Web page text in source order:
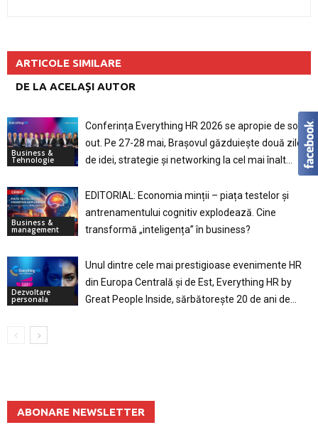
ARTICOLE SIMILARE
DE LA ACELAȘI AUTOR
Business &
Tehnologie
Conferința Everything HR 2026 se apropie de sold-
out. Pe 27-28 mai, Brașovul găzduiește două zile
de idei, strategie și networking la cel mai înalt...
Business &
management
EDITORIAL: Economia minții – piața testelor și
antrenamentului cognitiv explodează. Cine
transformă „inteligența” în business?
Dezvoltare
personala
Unul dintre cele mai prestigioase evenimente HR
din Europa Centrală și de Est, Everything HR by
Great People Inside, sărbătorește 20 de ani de...
ABONARE NEWSLETTER